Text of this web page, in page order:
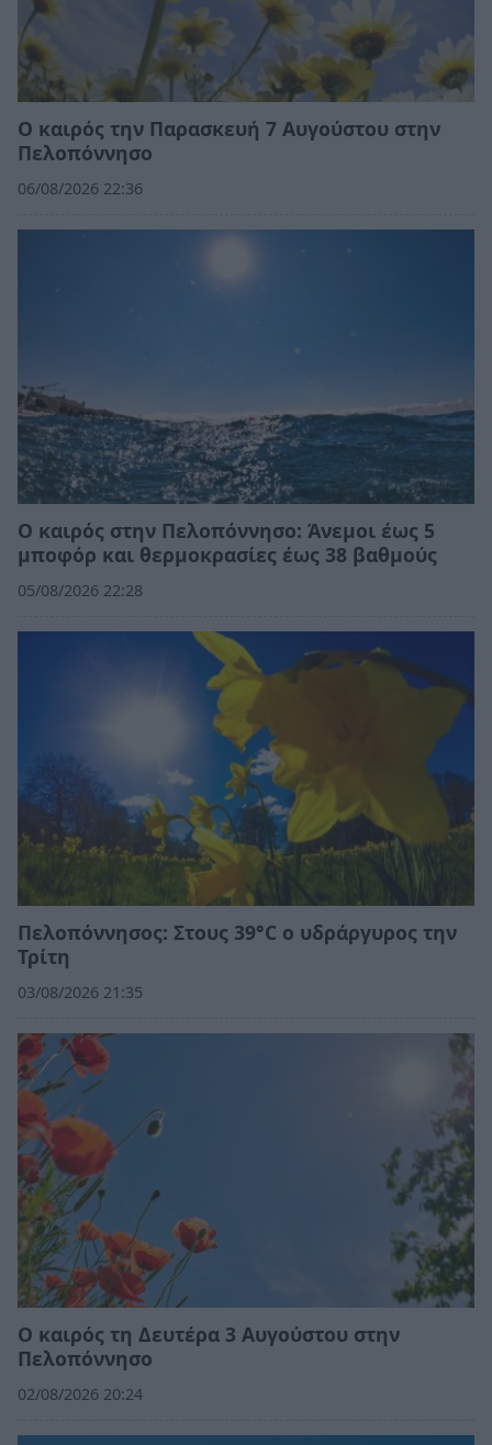
Ο καιρός την Παρασκευή 7 Αυγούστου στην
Πελοπόννησο
06/08/2026 22:36
Ο καιρός στην Πελοπόννησο: Άνεμοι έως 5
μποφόρ και θερμοκρασίες έως 38 βαθμούς
05/08/2026 22:28
Πελοπόννησος: Στους 39°C ο υδράργυρος την
Τρίτη
03/08/2026 21:35
Ο καιρός τη Δευτέρα 3 Αυγούστου στην
Πελοπόννησο
02/08/2026 20:24